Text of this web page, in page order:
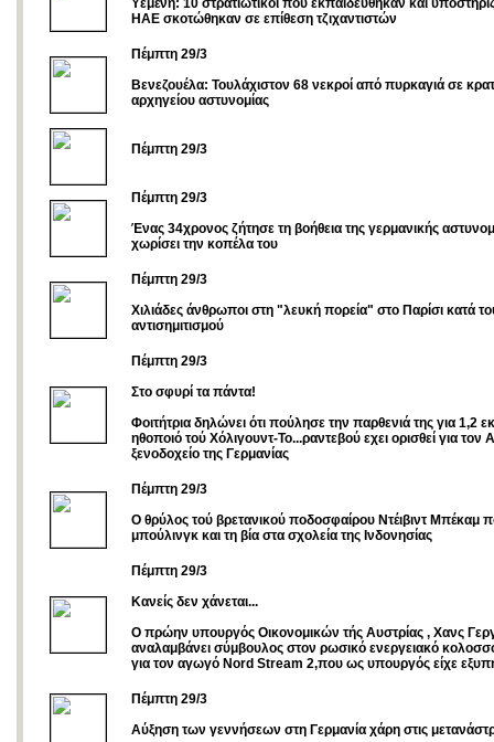
Υεμένη: 10 στρατιωτικοί που εκπαιδεύθηκαν και
ΗΑΕ σκοτώθηκαν σε επίθεση τζιχαντιστών
Πέμπτη 29/3
Βενεζουέλα: Τουλάχιστον 68 νεκροί από πυρκαγιά σε
αρχηγείου αστυνομίας
Πέμπτη 29/3
Πέμπτη 29/3
Ένας 34χρονος ζήτησε τη βοήθεια της γερμανικής
χωρίσει την κοπέλα του
Πέμπτη 29/3
Χιλιάδες άνθρωποι στη "λευκή πορεία" στο Παρίσι κατά
αντισημιτισμού
Πέμπτη 29/3
Στο σφυρί τα πάντα!
Φοιτήτρια δηλώνει ότι πούλησε την παρθενιά της για 1,2
ηθοποιό τού Χόλιγουντ-Το...ραντεβού εχει ορισθεί για τον
ξενοδοχείο της Γερμανίας
Πέμπτη 29/3
Ο θρύλος τού βρετανικού ποδοσφαίρου Ντέιβιντ Μπέκαμ
μπούλινγκ και τη βία στα σχολεία της Ινδονησίας
Πέμπτη 29/3
Κανείς δεν χάνεται...
Ο πρώην υπουργός Οικονομικών τής Αυστρίας , Χανς
αναλαμβάνει σύμβουλος στον ρωσικό ενεργειακό
για τον αγωγό Nord Stream 2,που ως υπουργός είχε
Πέμπτη 29/3
Αύξηση των γεννήσεων στη Γερμανία χάρη στις